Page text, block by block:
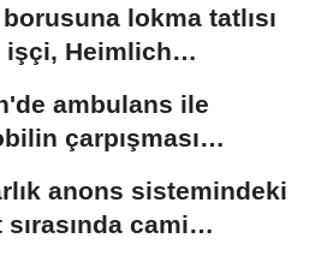
lokma tatlısı
işçi, Heimlich
ambulans ile
çarpışması
anons sistemindeki
cami